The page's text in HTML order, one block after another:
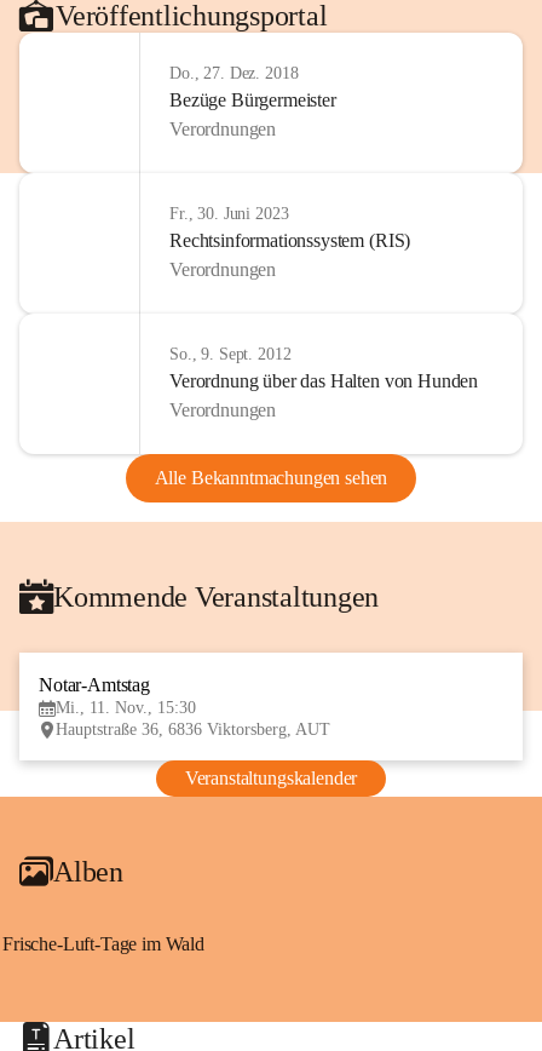
Veröffentlichungsportal
Do., 27. Dez. 2018
Bezüge Bürgermeister
Verordnungen
Fr., 30. Juni 2023
Rechtsinformationssystem (RIS)
Verordnungen
So., 9. Sept. 2012
Verordnung über das Halten von Hunden
Verordnungen
Alle Bekanntmachungen sehen
Kommende Veranstaltungen
Notar-Amtstag
Mi., 11. Nov., 15:30
Hauptstraße 36, 6836 Viktorsberg, AUT
Veranstaltungskalender
Alben
Frische-Luft-Tage im Wald
Artikel